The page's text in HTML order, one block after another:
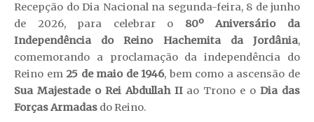
Recepção do Dia Nacional na segunda-feira, 8 de junho
de 2026, para celebrar o 80º Aniversário da
Independência do Reino Hachemita da Jordânia,
comemorando a proclamação da independência do
Reino em25 de maio de 1946, bem como a ascensão de
Sua Majestade o Rei Abdullah IIao Trono e oDia das
Forças Armadas do Reino.